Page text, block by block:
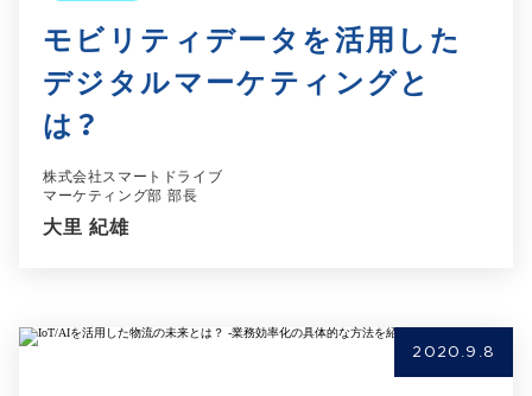
モビリティデータを活用した
デジタルマーケティングと
は？
株式会社スマートドライブ
マーケティング部 部長
大里 紀雄
2020.9.8